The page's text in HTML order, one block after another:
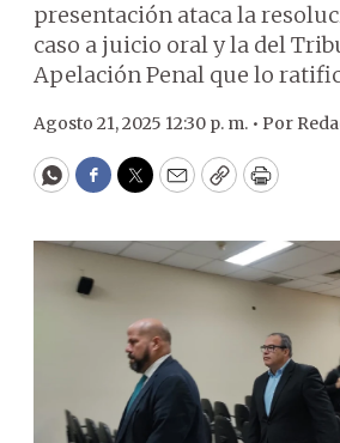
presentación ataca la
caso a juicio oral y la del
Apelación Penal que lo
Agosto 21, 2025 12:30 p. m. • Por
WhatsApp
Facebook
Twitter
EmailCopyPrint